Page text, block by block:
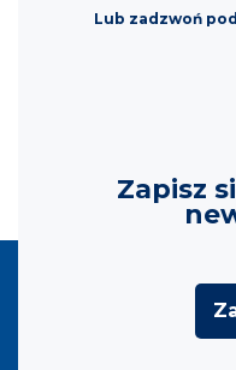
Lub zadzwoń
Zapisz